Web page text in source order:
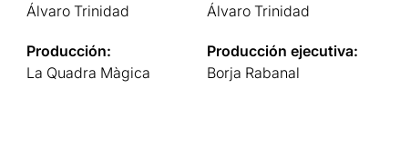
Álvaro Trinidad
Álvaro Trinidad
Producción:
La Quadra Màgica
Producción ejecutiva:
Borja Rabanal